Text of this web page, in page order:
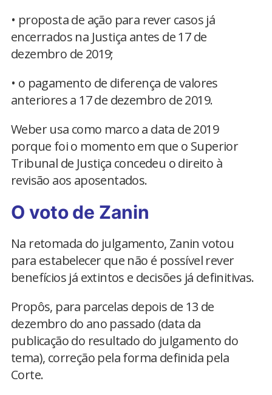
• proposta de ação para rever casos já
encerrados na Justiça antes de 17 de
dezembro de 2019;
• o pagamento de diferença de valores
anteriores a 17 de dezembro de 2019.
Weber usa como marco a data de 2019
porque foi o momento em que o Superior
Tribunal de Justiça concedeu o direito à
revisão aos aposentados.
O voto de Zanin
Na retomada do julgamento, Zanin votou
para estabelecer que não é possível rever
benefícios já extintos e decisões já definitivas.
Propôs, para parcelas depois de 13 de
dezembro do ano passado (data da
publicação do resultado do julgamento do
tema), correção pela forma definida pela
Corte.